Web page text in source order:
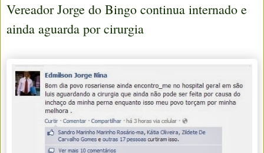
Vereador Jorge do Bingo continua internado e
ainda aguarda por cirurgia